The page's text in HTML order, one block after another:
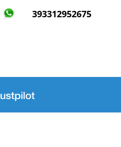
393312952675